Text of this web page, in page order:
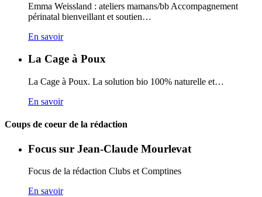
Emma Weissland : ateliers mamans/bb Accompagnement
périnatal bienveillant et soutien…
En savoir
La Cage à Poux
La Cage à Poux. La solution bio 100% naturelle et…
En savoir
Coups de coeur de la rédaction
Focus sur Jean-Claude Mourlevat
Focus de la rédaction Clubs et Comptines
En savoir